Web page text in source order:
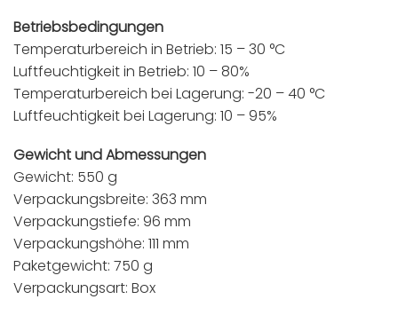
Betriebsbedingungen
Temperaturbereich in Betrieb: 15 – 30 °C
Luftfeuchtigkeit in Betrieb: 10 – 80%
Temperaturbereich bei Lagerung: -20 – 40 °C
Luftfeuchtigkeit bei Lagerung: 10 – 95%
Gewicht und Abmessungen
Gewicht: 550 g
Verpackungsbreite: 363 mm
Verpackungstiefe: 96 mm
Verpackungshöhe: 111 mm
Paketgewicht: 750 g
Verpackungsart: Box